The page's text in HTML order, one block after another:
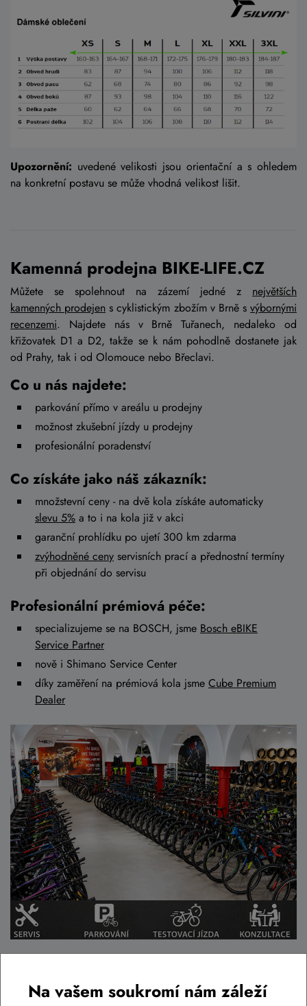
Upozornění: uvedené velikosti jsou orientační a s ohledem
na konkretní postavu se může vhodná velikost lišit.
Kamenná prodejna BIKE-LIFE.CZ
Můžete se spolehnout na zázemí jedné z největších
kamenných prodejen s cyklistickým zbožím v Brně s výbornými
recenzemi. Najdete nás v Brně Tuřanech, nedaleko od
křižovatek D1 a D2, takže se k nám pohodlně dostanete jak
od Prahy, tak i od Olomouce nebo Břeclavi.
Co u nás najdete:
parkování přímo v areálu u prodejny
možnost zkušební jízdy u prodejny
profesionální poradenství
Co získáte jako náš zákazník:
množstevní ceny - na dvě kola získáte automaticky
slevu 5% a to i na kola již v akci
garanční prohlídku po ujetí 300 km zdarma
zvýhodněné ceny servisních prací a přednostní termíny
při objednání do servisu
Profesionální prémiová péče:
specializujeme se na BOSCH, jsme Bosch eBIKE
Service Partner
nově i Shimano Service Center
díky zaměření na prémiová kola jsme Cube Premium
Dealer
Podobné zboží v této cenové relaci
Na vašem soukromí nám záleží